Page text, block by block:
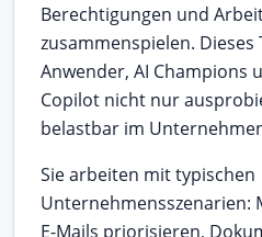
Berechtigungen und
zusammenspielen.
Anwender, AI Champions
Copilot nicht nur
belastbar im
Sie arbeiten mit typischen
Unternehmensszenarien:
E-Mails priorisieren,